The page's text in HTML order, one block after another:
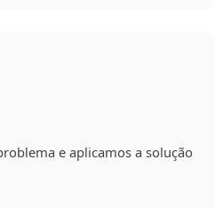
e aplicamos a solução